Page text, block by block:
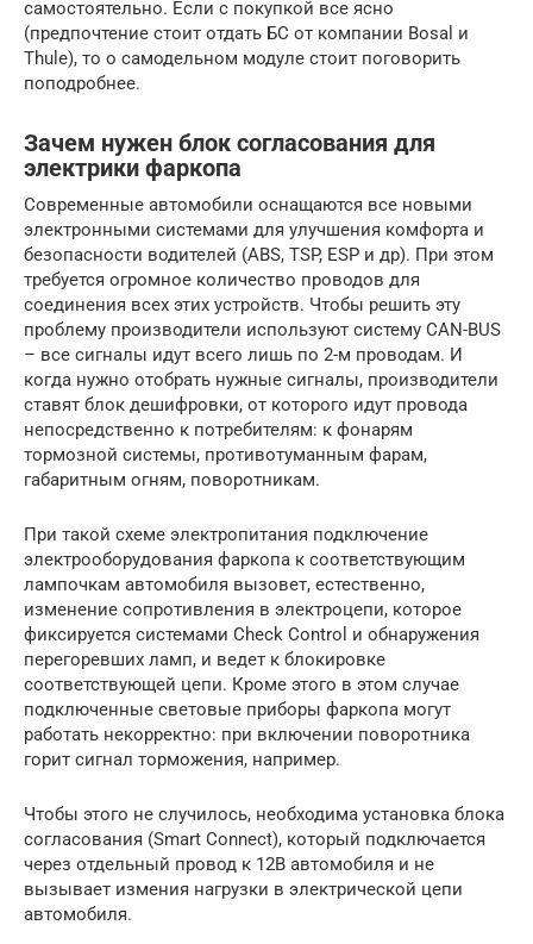
самостоятельно. Если с покупкой все ясно
(предпочтение стоит отдать БС от компании Bosal и
Thule), то о самодельном модуле стоит поговорить
поподробнее.
Зачем нужен блок согласования для
электрики фаркопа
Современные автомобили оснащаются все новыми
электронными системами для улучшения комфорта и
безопасности водителей (ABS, TSP, ESP и др). При этом
требуется огромное количество проводов для
соединения всех этих устройств. Чтобы решить эту
проблему производители используют систему CAN-BUS
– все сигналы идут всего лишь по 2-м проводам. И
когда нужно отобрать нужные сигналы, производители
ставят блок дешифровки, от которого идут провода
непосредственно к потребителям: к фонарям
тормозной системы, противотуманным фарам,
габаритным огням, поворотникам.
При такой схеме электропитания подключение
электрооборудования фаркопа к соответствующим
лампочкам автомобиля вызовет, естественно,
изменение сопротивления в электроцепи, которое
фиксируется системами Check Control и обнаружения
перегоревших ламп, и ведет к блокировке
соответствующей цепи. Кроме этого в этом случае
подключенные световые приборы фаркопа могут
работать некорректно: при включении поворотника
горит сигнал торможения, например.
Чтобы этого не случилось, необходима установка блока
согласования (Smart Connect), который подключается
через отдельный провод к 12В автомобиля и не
вызывает измения нагрузки в электрической цепи
автомобиля.